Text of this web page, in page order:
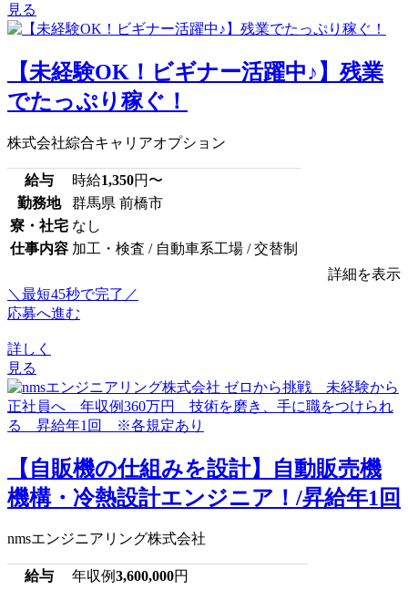
見る
【未経験OK！ビギナー活躍中♪】残業
でたっぷり稼ぐ！
株式会社綜合キャリアオプション
給与 時給1,350円〜
勤務地
群馬県 前橋市
寮・社宅 なし
仕事内容 加工・検査 / 自動車系工場 / 交替制
詳細を表示
＼最短45秒で完了／
応募へ進む
詳しく
見る
【自販機の仕組みを設計】自動販売機
機構・冷熱設計エンジニア！/昇給年1回
nmsエンジニアリング株式会社
給与 年収例3,600,000円